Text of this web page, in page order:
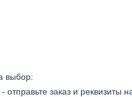
выбор:
- отправьте заказ и реквизиты